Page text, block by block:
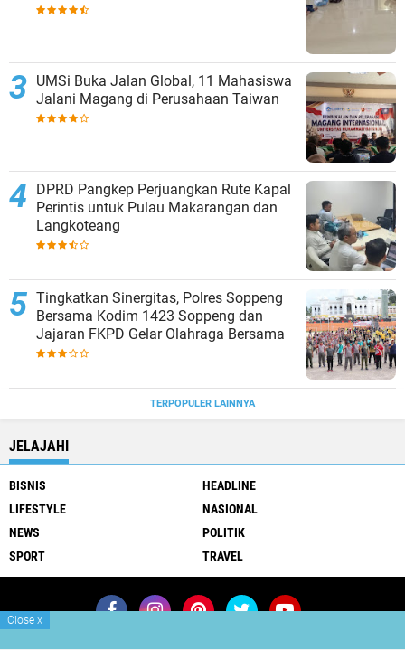
UMSi Buka Jalan Global, 11 Mahasiswa
Jalani Magang di Perusahaan Taiwan
DPRD Pangkep Perjuangkan Rute Kapal
Perintis untuk Pulau Makarangan dan
Langkoteang
Tingkatkan Sinergitas, Polres Soppeng
Bersama Kodim 1423 Soppeng dan
Jajaran FKPD Gelar Olahraga Bersama
TERPOPULER LAINNYA
JELAJAHI
BISNIS
HEADLINE
LIFESTYLE
NASIONAL
NEWS
POLITIK
SPORT
TRAVEL
Close x